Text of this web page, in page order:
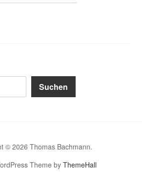
Suchen
© 2026 Thomas Bachmann.
Theme byThemeHall